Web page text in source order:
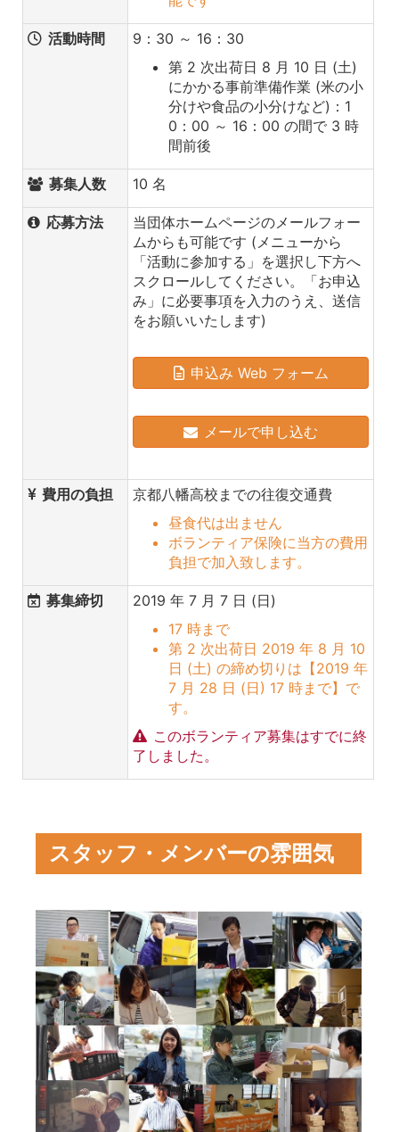
活動時間
9：30 ～ 16：30
第 2 次出荷日 8 月 10 日 (土)
にかかる事前準備作業 (米の小
分けや食品の小分けなど)：1
0：00 ～ 16：00 の間で 3 時
間前後
募集人数 10 名
応募方法
当団体ホームページのメールフォー
ムからも可能です (メニューから
「活動に参加する」を選択し下方へ
スクロールしてください。「お申込
み」に必要事項を入力のうえ、送信
をお願いいたします)
申込み Web フォーム
メールで申し込む
費用の負担
京都八幡高校までの往復交通費
昼食代は出ません
ボランティア保険に当方の費用
負担で加入致します。
募集締切
2019 年 7 月 7 日 (日)
17 時まで
第 2 次出荷日 2019 年 8 月 10
日 (土) の締め切りは【2019 年
7 月 28 日 (日) 17 時まで】で
す。
このボランティア募集はすでに終
了しました。
スタッフ・メンバーの雰囲気